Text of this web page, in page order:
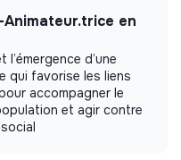
en
d’une
qui favorise les liens
accompagner le
et agir contre